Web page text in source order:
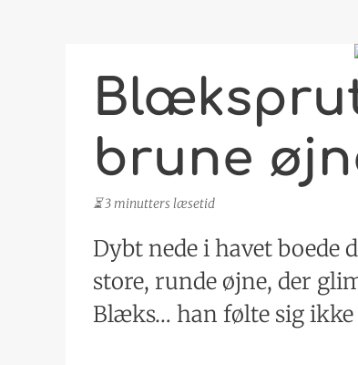
brune
⏳ 3 minutters læsetid
Dybt nede i havet boede
store, runde øjne, der
Blæks… han følte sig